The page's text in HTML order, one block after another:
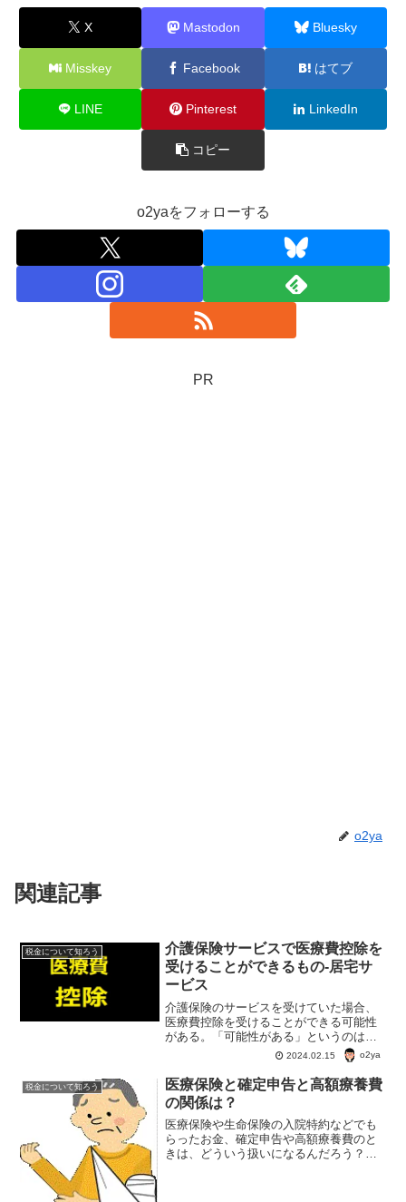
X Mastodon Bluesky
Misskey Facebook はてブ
LINE Pinterest LinkedIn
コピー
o2yaをフォローする
PR
o2ya
関連記事
税金について知ろう
介護保険サービスで医療費控除を
受けることができるもの-居宅サ
ービス
介護保険のサービスを受けていた場合、
医療費控除を受けることができる可能性
がある。「可能性がある」というのは、
すべての介護サービスが医療費控除の対
象になるわけではないから。今回は医療
費控除の対象となる介護保険の居宅サー
ビスについて調べてみた。
2024.02.15 o2ya
税金について知ろう
医療保険と確定申告と高額療養費
の関係は？
医療保険や生命保険の入院特約などでも
らったお金、確定申告や高額療養費のと
きは、どういう扱いになるんだろう？